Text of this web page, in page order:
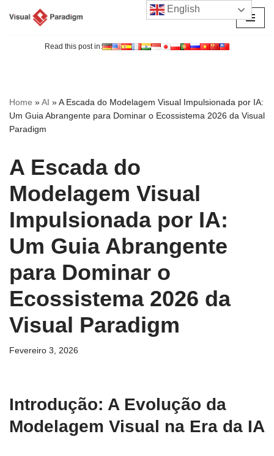
Read this post in:
Home »AI »A Escada do Modelagem Visual Impulsionada por IA:
Um Guia Abrangente para Dominar o Ecossistema 2026 da Visual
Paradigm
A Escada do
Modelagem Visual
Impulsionada por IA:
Um Guia Abrangente
para Dominar o
Ecossistema 2026 da
Visual Paradigm
Fevereiro 3, 2026
Introdução: A Evolução da
Modelagem Visual na Era da IA
English